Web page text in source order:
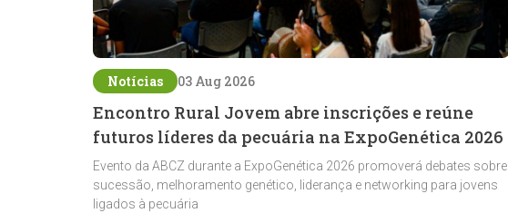
Notícias 03 Aug 2026
Encontro Rural Jovem abre inscrições e reúne
futuros líderes da pecuária na ExpoGenética 2026
Evento da ABCZ durante a ExpoGenética 2026 promoverá debates sobre
sucessão, melhoramento genético, liderança e networking para jovens
ligados à pecuária